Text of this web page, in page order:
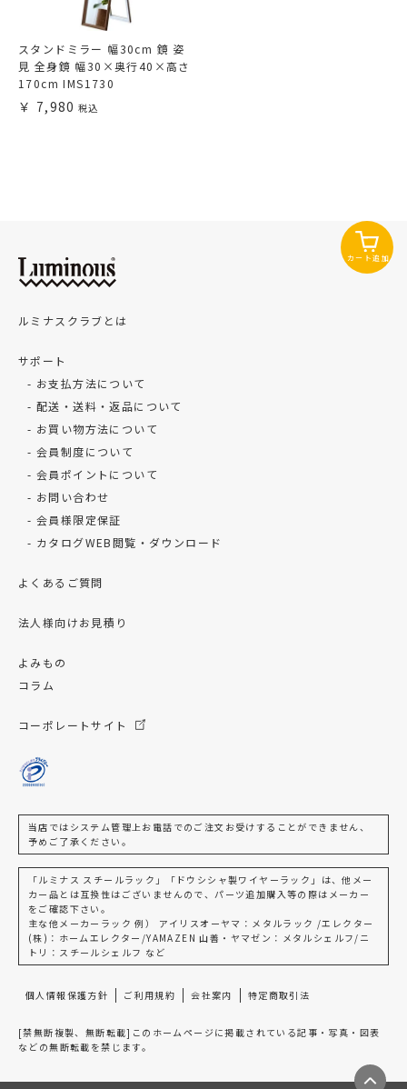
スタンドミラー 幅30cm 鏡 姿
見 全身鏡 幅30×奥行40×高さ
170cm IMS1730
7,980
カート追加
ルミナスクラブとは
サポート
お支払方法について
配送・送料・返品について
お買い物方法について
会員制度について
会員ポイントについて
お問い合わせ
会員様限定保証
カタログWEB閲覧・ダウンロード
よくあるご質問
法人様向けお見積り
よみもの
コラム
コーポレートサイト
当店ではシステム管理上お電話でのご注文お受けすることができません、
予めご了承ください。
「ルミナス スチールラック」「ドウシシャ製ワイヤーラック」は、他メー
カー品とは互換性はございませんので、パーツ追加購入等の際はメーカー
をご確認下さい。
主な他メーカーラック 例） アイリスオーヤマ：メタルラック /エレクター
(株)：ホームエレクター/YAMAZEN 山善・ヤマゼン：メタルシェルフ/ニ
トリ：スチールシェルフ など
個人情報保護方針 ご利用規約 会社案内 特定商取引法
[禁無断複製、無断転載]このホームページに掲載されている記事・写真・図表
などの無断転載を禁じます。